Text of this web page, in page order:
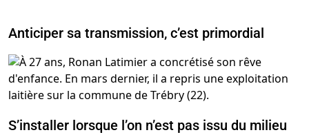
Anticiper sa transmission, c’est primordial
S’installer lorsque l’on n’est pas issu du milieu